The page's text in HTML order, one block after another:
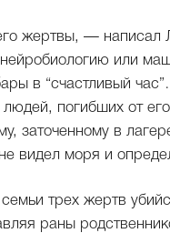
жертвы, —
или
в “счастливый
погибших от
заточенному в
видел моря и
трех жертв
раны